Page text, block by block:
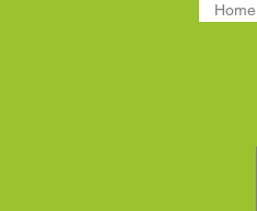
Home